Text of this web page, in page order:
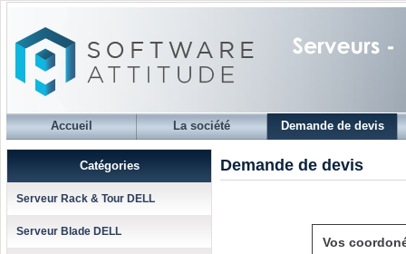
Accueil La société Demande de devis
Catégories
Serveur Rack & Tour DELL
Serveur Blade DELL
Demande de devis
Vos